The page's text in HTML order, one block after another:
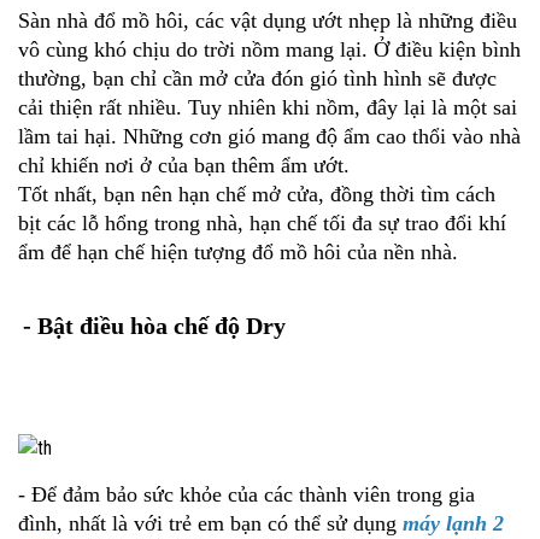
Sàn nhà đổ mồ hôi, các vật dụng ướt nhẹp là những điều
vô cùng khó chịu do trời nồm mang lại. Ở điều kiện bình
thường, bạn chỉ cần mở cửa đón gió tình hình sẽ được
cải thiện rất nhiều. Tuy nhiên khi nồm, đây lại là một sai
lầm tai hại. Những cơn gió mang độ ẩm cao thổi vào nhà
chỉ khiến nơi ở của bạn thêm ẩm ướt.
Tốt nhất, bạn nên hạn chế mở cửa, đồng thời tìm cách
bịt các lỗ hổng trong nhà, hạn chế tối đa sự trao đổi khí
ẩm để hạn chế hiện tượng đổ mồ hôi của nền nhà.
- Bật điều hòa chế độ Dry
- Để đảm bảo sức khỏe của các thành viên trong gia
đình, nhất là với trẻ em bạn có thể sử dụng máy lạnh 2